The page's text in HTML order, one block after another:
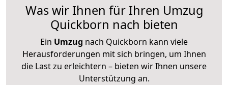
Was wir Ihnen für Ihren Umzug
Quickborn nach bieten
Ein Umzug nach Quickborn kann viele
Herausforderungen mit sich bringen, um Ihnen
die Last zu erleichtern – bieten wir Ihnen unsere
Unterstützung an.